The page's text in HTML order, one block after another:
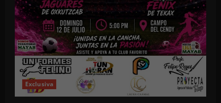
Exclusiva